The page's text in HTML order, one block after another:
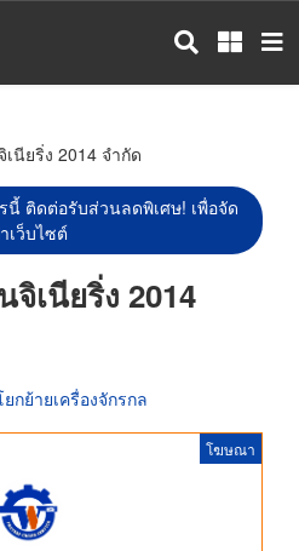
นียริ่ง 2014 จำกัด
นี้ ติดต่อรับส่วนลดพิเศษ! เพื่อจัด
เว็บไซต์
เนียริ่ง 2014
กย้ายเครื่องจักรกล
โฆษณา